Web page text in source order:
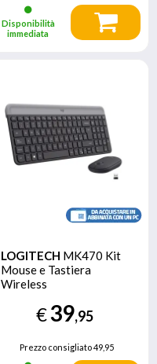
Disponibilità
immediata
LOGITECH MK470 Kit
Mouse e Tastiera
Wireless
€39,95
Prezzo consigliato49,95